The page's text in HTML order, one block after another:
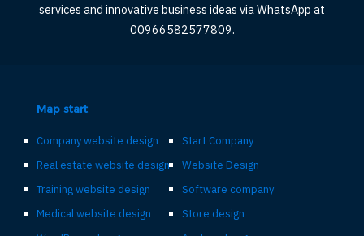
services and innovative business ideas via WhatsApp at
00966582577809.
Map start
Start Company
Website Design
Software company
Store design
Company website design
Real estate website design
Training website design
Medical website design